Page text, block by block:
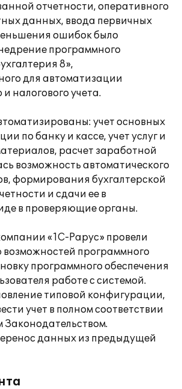
отчетности, оперативного
данных, ввода первичных
ошибок было
программного
8»,
для автоматизации
и налогового учета.
учет основных
по банку и кассе, учет услуг и
расчет заработной
возможность автоматического
формирования бухгалтерской
и сдачи ее в
в проверяющие органы.
«1С-Рарус» провели
программного
программного обеспечения
работе с системой.
типовой конфигурации,
учет в полном соответствии
данных из предыдущей